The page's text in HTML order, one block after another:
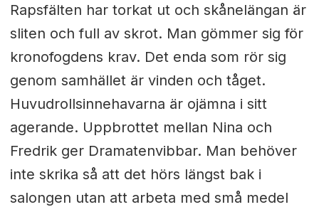
Rapsfälten har torkat ut och skånelängan är
sliten och full av skrot. Man gömmer sig för
kronofogdens krav. Det enda som rör sig
genom samhället är vinden och tåget.
Huvudrollsinnehavarna är ojämna i sitt
agerande. Uppbrottet mellan Nina och
Fredrik ger Dramatenvibbar. Man behöver
inte skrika så att det hörs längst bak i
salongen utan att arbeta med små medel